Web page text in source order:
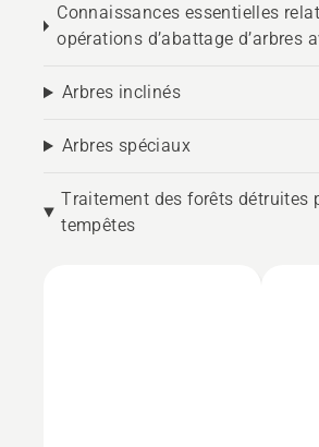
Connaissances essentielles
opérations d’abattage d’arbres
Arbres inclinés
Arbres spéciaux
Traitement des forêts détruites
tempêtes